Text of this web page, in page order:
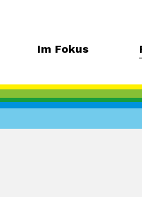
Im Fokus